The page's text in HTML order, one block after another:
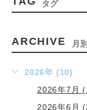
タグ
ARCHIVE 月
2026年 (10)
2026年7月
2026年6月